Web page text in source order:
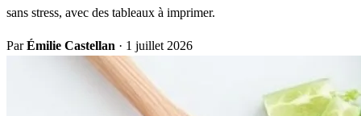
sans stress, avec des tableaux à imprimer.
ParÉmilie Castellan · 1 juillet 2026